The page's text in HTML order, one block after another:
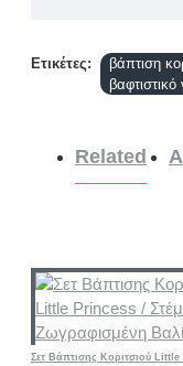
Ετικέτες:
βάπτιση
Related